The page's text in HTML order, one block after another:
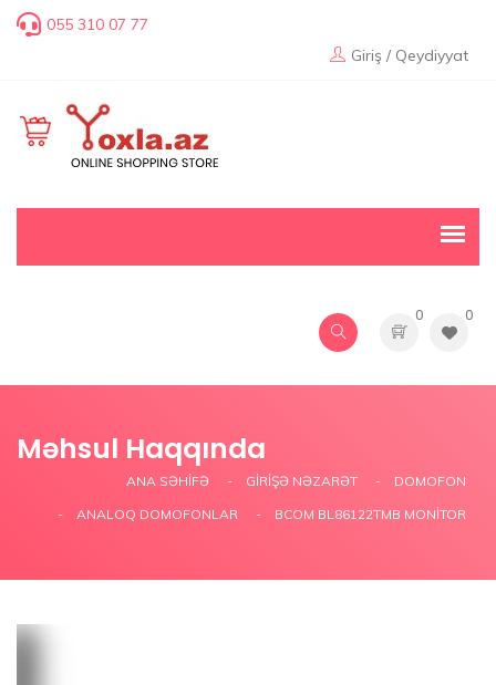
055 310 07 77
Giriş / Qeydiyyat
0 0
Məhsul Haqqında
ANA SƏHIFƏ GİRİŞƏ NƏZARƏT
DOMOFON
ANALOQ DOMOFONLAR
BCOM BL86122TMB MONITOR